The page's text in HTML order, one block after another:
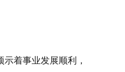
着事业发展顺利，